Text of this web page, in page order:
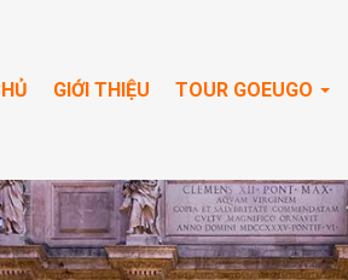
GIỚI THIỆU TOUR GOEUGO